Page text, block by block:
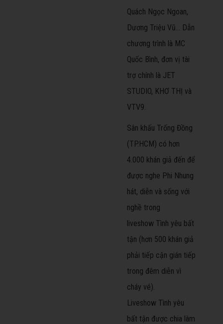
Quách Ngọc Ngoan,
Dương Triệu Vũ... Dẫn
chương trình là MC
Quốc Bình, đơn vị tài
trợ chính là JET
STUDIO, KHƠ THỊ và
VTV9.
Sân khấu Trống Đồng
(TP.HCM) có hơn
4.000 khán giả đến để
được nghe Phi Nhung
hát, diễn và sống với
nghề trong
liveshow Tình yêu bất
tận (hơn 500 khán giả
phải tiếp cận gián tiếp
trong đêm diễn vì
cháy vé).
Liveshow Tình yêu
bất tận được chia làm